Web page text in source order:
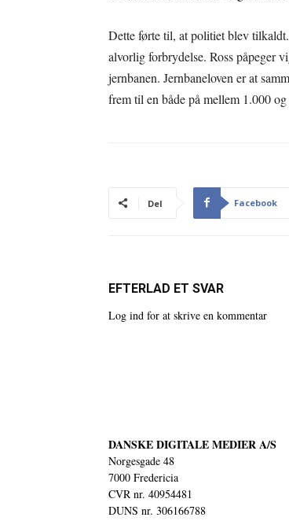
Dette førte til, at politiet blev
alvorlig forbrydelse. Ross påpeger
jernbanen. Jernbaneloven er at
frem til en både på mellem 1.000
Del Facebook
EFTERLAD ET SVAR
Log ind for at skrive en kommentar
DANSKE DIGITALE MEDIER A/S
Norgesgade 48
7000 Fredericia
CVR nr. 40954481
DUNS nr. 306166788